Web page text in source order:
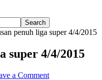
penuh liga super 4/4/2015
super 4/4/2015
a Comment